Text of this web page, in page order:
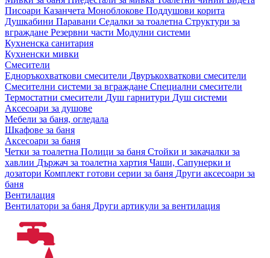
Писоари Казанчета Моноблокове Поддушови корита
Душкабини Паравани Седалки за тоалетна Структури за
вграждане Резервни части Модулни системи
Кухненска санитария
Кухненски мивки
Смесители
Едноръкохваткови смесители Двуръкохваткови смесители
Смесителни системи за вграждане Специални смесители
Термостатни смесители Душ гарнитури Душ системи
Аксесоари за душове
Мебели за баня, огледала
Шкафове за баня
Аксесоари за баня
Четки за тоалетна Полици за баня Стойки и закачалки за
хавлии Държач за тоалетна хартия Чаши, Сапунерки и
дозатори Комплект готови серии за баня Други аксесоари за
баня
Вентилация
Вентилатори за баня Други артикули за вентилация